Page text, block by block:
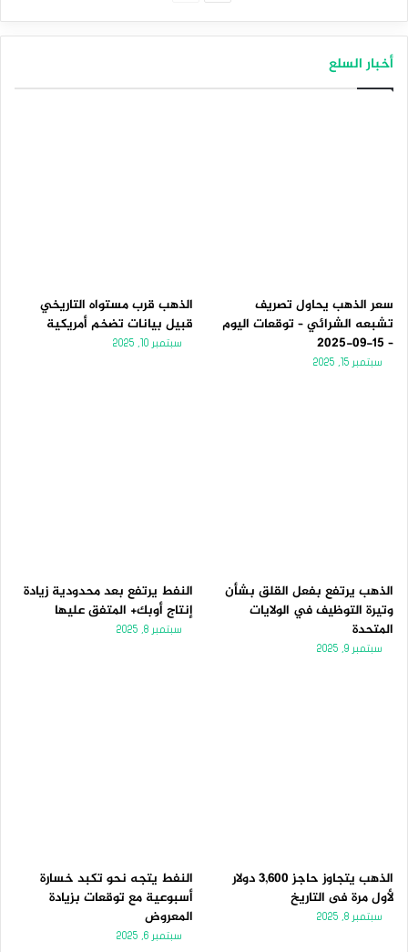
أخبار السلع
سعر الذهب يحاول تصريف
تشبعه الشرائي – توقعات اليوم
– 15-09-2025
سبتمبر 15, 2025
الذهب قرب مستواه التاريخي
قبيل بيانات تضخم أمريكية
سبتمبر 10, 2025
الذهب يرتفع بفعل القلق بشأن
وتيرة التوظيف في الولايات
المتحدة
سبتمبر 9, 2025
النفط يرتفع بعد محدودية زيادة
إنتاج أوبك+ المتفق عليها
سبتمبر 8, 2025
الذهب يتجاوز حاجز 3,600 دولار
لأول مرة فى التاريخ
سبتمبر 8, 2025
النفط يتجه نحو تكبد خسارة
أسبوعية مع توقعات بزيادة
المعروض
سبتمبر 6, 2025